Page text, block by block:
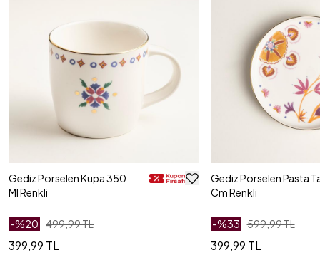
Gediz Porselen Kupa 350
Ml Renkli
-%20 499,99 TL
399,99 TL
Gediz Porselen Pasta
Cm Renkli
-%33 599,99 TL
399,99 TL